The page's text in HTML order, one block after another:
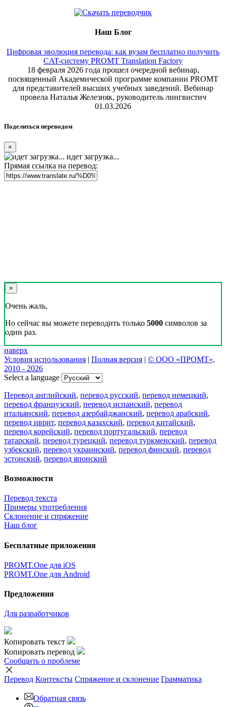
Наш Блог
Цифровая эволюция перевода: как вузам бесплатно получить
CAT-систему PROMT Translation Factory
18 февраля 2026 года прошел очередной вебинар,
посвященный Академической программе компании PROMT
для представителей высших учебных заведений. Вебинар
провела Наталья Железняк, руководитель лингвистич
01.03.2026
Поделиться переводом
×
идет загрузка...
Прямая ссылка на перевод:
×
Очень жаль,
Но сейчас вы можете переводить только 5000 символов за
один раз.
наверх
Условия использования | Полная версия | © ООО «ПРОМТ»,
2010 - 2026
Select a language
Перевод английский, перевод русский, перевод немецкий,
перевод французский, перевод испанский, перевод
итальянский, перевод азербайджанский, перевод арабский,
перевод иврит, перевод казахский, перевод китайский,
перевод корейский, перевод португальский, перевод
татарский, перевод турецкий, перевод туркменский, перевод
узбекский, перевод украинский, перевод финский, перевод
эстонский, перевод японский
Возможности
Перевод текста
Примеры употребления
Склонение и спряжение
Наш блог
Бесплатные приложения
PROMT.One для iOS
PROMT.One для Android
Предложения
Для разработчиков
Копировать текст
Копировать перевод
Сообщить о проблеме
Перевод Контексты Спряжение и склонение Грамматика
Обратная связь